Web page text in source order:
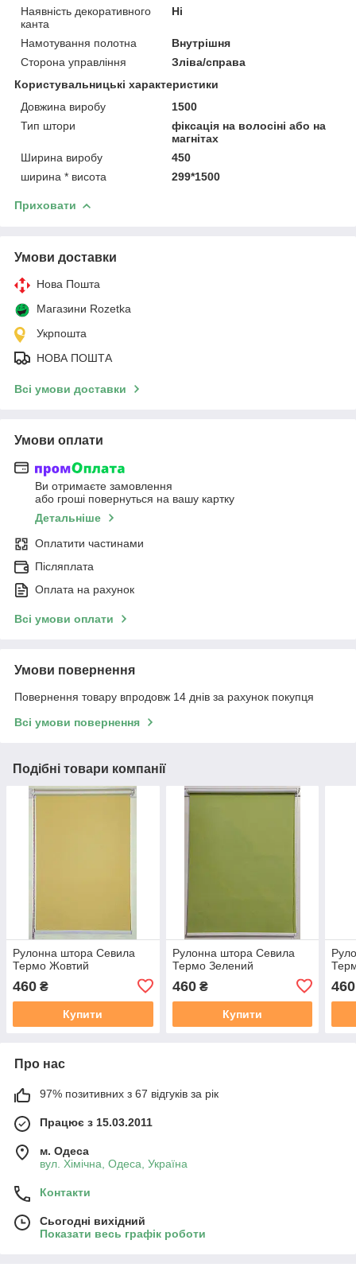
Наявність декоративного
канта
Ні
Намотування полотна
Внутрішня
Сторона управління
Зліва/справа
Користувальницькі характеристики
Довжина виробу
1500
Тип штори
фіксація на волосіні або на
магнітах
Ширина виробу
450
ширина * висота
299*1500
Приховати
Умови доставки
Нова Пошта
Магазини Rozetka
Укрпошта
НОВА ПОШТА
Всі умови доставки
Умови оплати
Ви отримаєте замовлення
або гроші повернуться на вашу картку
Детальніше
Оплатити частинами
Післяплата
Оплата на рахунок
Всі умови оплати
Умови повернення
Повернення товару впродовж 14 днів за рахунок покупця
Всі умови повернення
Подібні товари компанії
Рулонна штора Севила
Термо Жовтий
460 ₴
Купити
Рулонна штора Севила
Термо Зелений
460₴
Купити
460
Про нас
97% позитивних з 67 відгуків за рік
Працює з 15.03.2011
м. Одеса
вул. Хiмiчна, Одеса, Україна
Контакти
Сьогодні вихідний
Показати весь графік роботи